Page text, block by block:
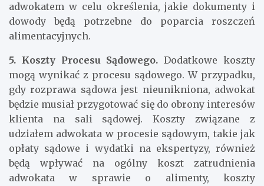
adwokatem w celu określenia, jakie dokumenty i
dowody będą potrzebne do poparcia roszczeń
alimentacyjnych.
5. Koszty Procesu Sądowego.Dodatkowe koszty
mogą wynikać z procesu sądowego. W przypadku,
gdy rozprawa sądowa jest nieunikniona, adwokat
będzie musiał przygotować się do obrony interesów
klienta na sali sądowej. Koszty związane z
udziałem adwokata w procesie sądowym, takie jak
opłaty sądowe i wydatki na ekspertyzy, również
będą wpływać na ogólny koszt zatrudnienia
adwokata w sprawie o alimenty, koszty